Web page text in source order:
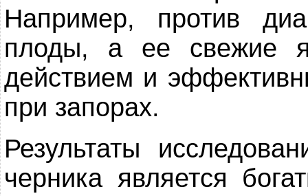
Например, против
плоды, а ее свежие
действием и
при запорах.
Результаты
черника является